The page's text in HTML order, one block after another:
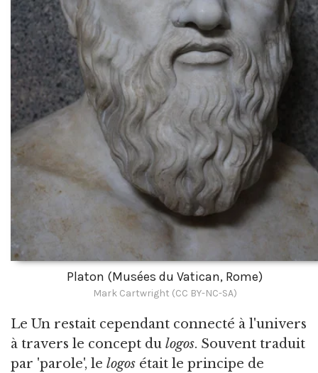
Platon (Musées du Vatican, Rome)
Mark Cartwright (CC BY-NC-SA)
Le Un restait cependant connecté à l'univers
à travers le concept du logos. Souvent traduit
par 'parole', le logos était le principe de